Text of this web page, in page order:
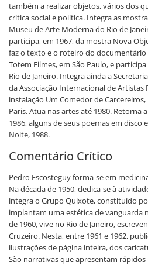
também a realizar objetos, vários dos
crítica social e política. Integra as
Museu de Arte Moderna do Rio de
participa, em 1967, da mostra Nova
faz o texto e o roteiro do documentário
Totem Filmes, em São Paulo, e
Rio de Janeiro. Integra ainda a
da Associação Internacional de Artistas
instalação Um Comedor de
Paris. Atua nas artes até 1980. Retorna
1986, alguns de seus poemas em disco
Noite, 1988.
Comentário Crítico
Pedro Escosteguy forma-se em
Na década de 1950, dedica-se à
integra o Grupo Quixote, constituído
implantam uma estética de vanguarda
de 1960, vive no Rio de Janeiro,
Cruzeiro. Nesta, entre 1961 e 1962,
ilustrações de página inteira, dos
São narrativas que apresentam